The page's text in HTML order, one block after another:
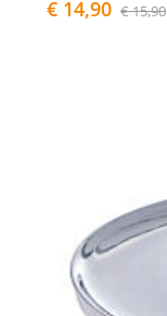
€ 14,90 € 15,90